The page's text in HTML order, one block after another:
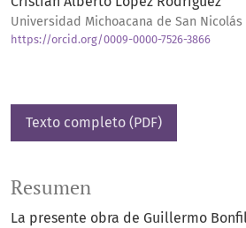
Universidad Michoacana de San
https://orcid.org/0009-0000-7526-3866
Texto completo (PDF)
Resumen
La presente obra de Guillermo